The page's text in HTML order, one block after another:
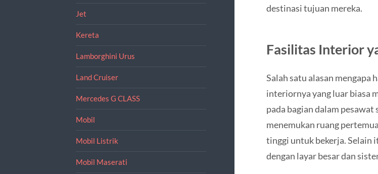
Jet
Kereta
Lamborghini Urus
Land Cruiser
Mercedes G CLASS
Mobil
Mobil Listrik
Mobil Maserati
destinasi tujuan mereka.
Fasilitas Interior
Salah satu alasan mengapa
interiornya yang luar biasa
pada bagian dalam pesawat
menemukan ruang
tinggi untuk bekerja. Selain
dengan layar besar dan